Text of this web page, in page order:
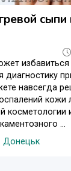
сыпи
избавиться
диагностику
навсегда
кожи
косметологии
...
Донецьк